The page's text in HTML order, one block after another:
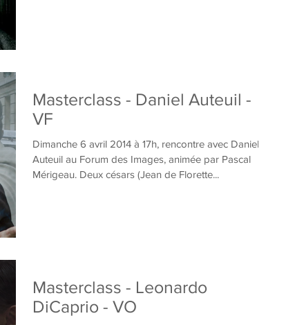
Masterclass - Daniel Auteuil -
VF
Dimanche 6 avril 2014 à 17h, rencontre avec Daniel
Auteuil au Forum des Images, animée par Pascal
Mérigeau. Deux césars (Jean de Florette...
Masterclass - Leonardo
DiCaprio - VO